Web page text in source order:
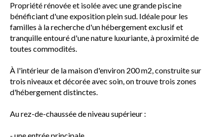
Propriété rénovée et isolée avec une grande piscine
bénéficiant d'une exposition plein sud. Idéale pour les
familles à la recherche d'un hébergement exclusif et
tranquille entouré d'une nature luxuriante, à proximité de
toutes commodités.
À l'intérieur de la maison d'environ 200 m2, construite sur
trois niveaux et décorée avec soin, on trouve trois zones
d'hébergement distinctes.
Au rez-de-chaussée de niveau supérieur :